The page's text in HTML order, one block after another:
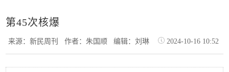
第45次核爆
来源：新民周刊作者：朱国顺 编辑：刘琳 2024-10-16 10:52